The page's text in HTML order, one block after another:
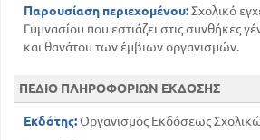
Παρουσίαση περιεχομένου:Σχολικό
Γυμνασίου που εστιάζει στις συνθήκες
και θανάτου των έμβιων οργανισμών.
ΠΕΔΙΟ ΠΛΗΡΟΦΟΡΙΩΝ ΕΚΔΟΣΗΣ
Εκδότης:Οργανισμός Εκδόσεως